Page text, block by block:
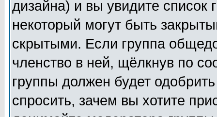
дизайна) и вы увидите список
некоторый могут быть
скрытыми. Если группа
членство в ней, щёлкнув по
группы должен будет
спросить, зачем вы хотите